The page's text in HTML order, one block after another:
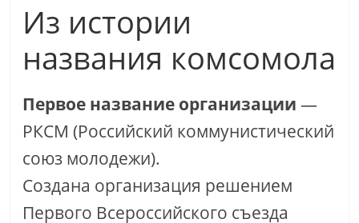
Из истории
названия комсомола
Первое название организации —
РКСМ (Российский коммунистический
союз молодежи).
Создана организация решением
Первого Всероссийского съезда